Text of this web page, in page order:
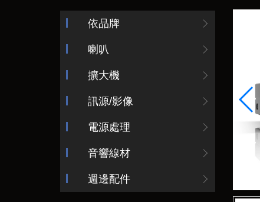
依品牌
喇叭
擴大機
訊源/影像
電源處理
音響線材
週邊配件